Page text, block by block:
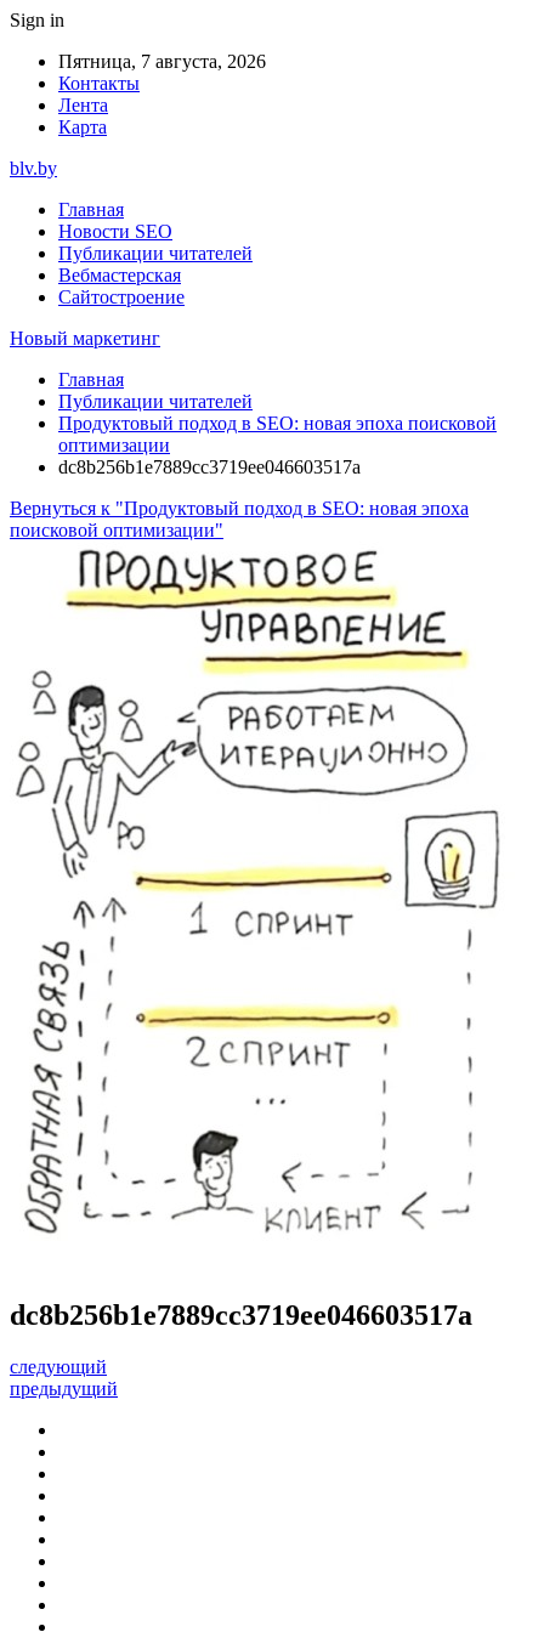
Sign in
Пятница, 7 августа, 2026
Контакты
Лента
Карта
blv.by
Главная
Новости SEO
Публикации читателей
Вебмастерская
Сайтостроение
Новый маркетинг
Главная
Публикации читателей
Продуктовый подход в SEO: новая эпоха поисковой
оптимизации
dc8b256b1e7889cc3719ee046603517a
Вернуться к "Продуктовый подход в SEO: новая эпоха
поисковой оптимизации"
dc8b256b1e7889cc3719ee046603517a
следующий
предыдущий